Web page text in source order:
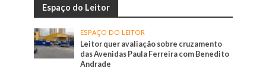
Espaço do Leitor
ESPAÇO DO LEITOR
Leitor quer avaliação sobre cruzamento
das Avenidas Paula Ferreira com Benedito
Andrade